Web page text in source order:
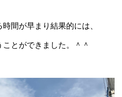
間が早まり結果的には、
とができました。＾＾